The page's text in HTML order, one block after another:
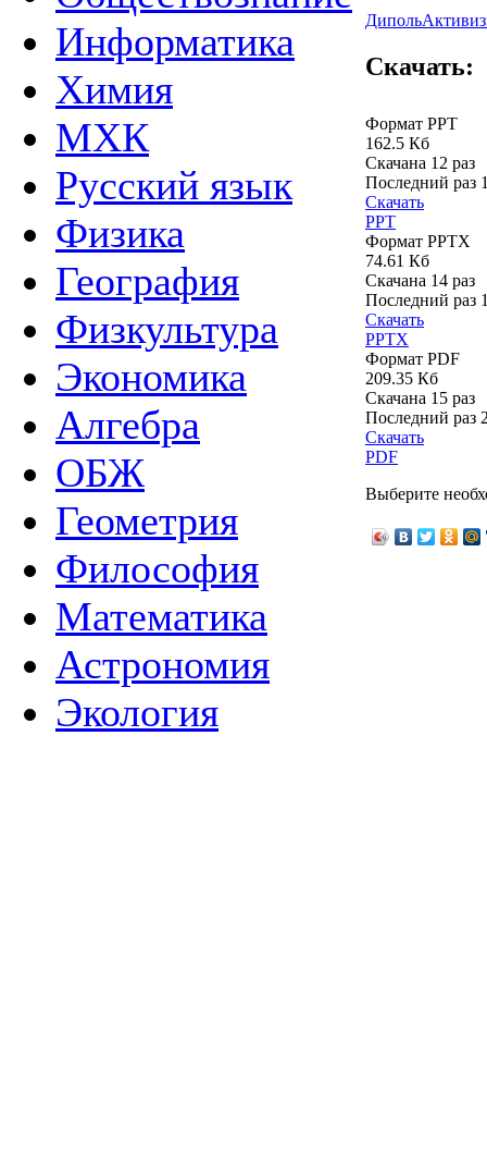
Информатика
Химия
МХК
Русский язык
Физика
География
Физкультура
Экономика
Алгебра
ОБЖ
Геометрия
Философия
Математика
Астрономия
Экология
Диполь
Скачать:
Формат PPT
162.5 Кб
Скачана 12 раз
Последний раз
Скачать
PPT
Формат PPTX
74.61 Кб
Скачана 14 раз
Последний раз
Скачать
PPTX
Формат PDF
209.35 Кб
Скачана 15 раз
Последний раз
Скачать
PDF
Выберите